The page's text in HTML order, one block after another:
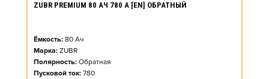
ZUBR PREMIUM 80 АЧ 780 А [EN] ОБРАТНЫЙ
Ёмкость: 80 Ач
Марка: ZUBR
Полярность: Обратная
Пусковой ток: 780